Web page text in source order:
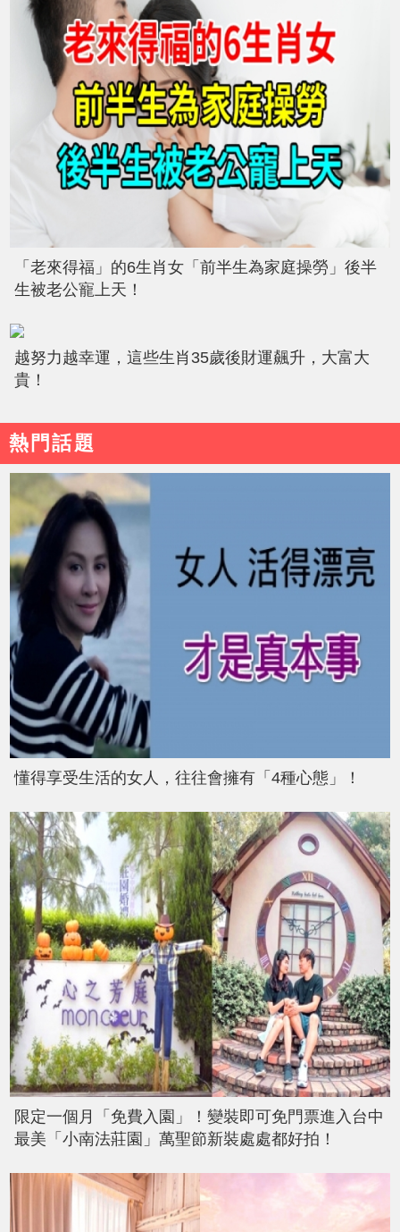
「老來得福」的6生肖女「前半生為家庭操勞」後半
生被老公寵上天！
越努力越幸運，這些生肖35歲後財運飆升，大富大
貴！
熱門話題
懂得享受生活的女人，往往會擁有「4種心態」！
限定一個月「免費入園」！變裝即可免門票進入台中
最美「小南法莊園」萬聖節新裝處處都好拍！